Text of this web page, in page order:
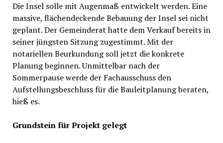
Die Insel solle mit Augenmaß entwickelt werden. Eine
massive, flächendeckende Bebauung der Insel sei nicht
geplant. Der Gemeinderat hatte dem Verkauf bereits in
seiner jüngsten Sitzung zugestimmt. Mit der
notariellen Beurkundung soll jetzt die konkrete
Planung beginnen. Unmittelbar nach der
Sommerpause werde der Fachausschuss den
Aufstellungsbeschluss für die Bauleitplanung beraten,
hieß es.
Grundstein für Projekt gelegt